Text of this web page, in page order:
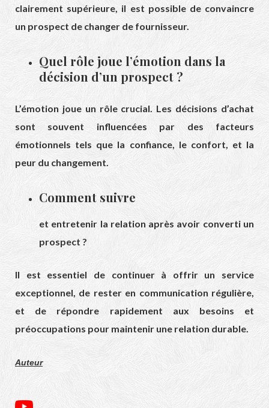
clairement supérieure, il est possible de convaincre
un prospect de changer de fournisseur.
Quel rôle joue l’émotion dans la
décision d’un prospect ?
L’émotion joue un rôle crucial. Les décisions d’achat
sont souvent influencées par des facteurs
émotionnels tels que la confiance, le confort, et la
peur du changement.
Comment suivre
et entretenir la relation après avoir converti un
prospect ?
Il est essentiel de continuer à offrir un service
exceptionnel, de rester en communication régulière,
et de répondre rapidement aux besoins et
préoccupations pour maintenir une relation durable.
Auteur